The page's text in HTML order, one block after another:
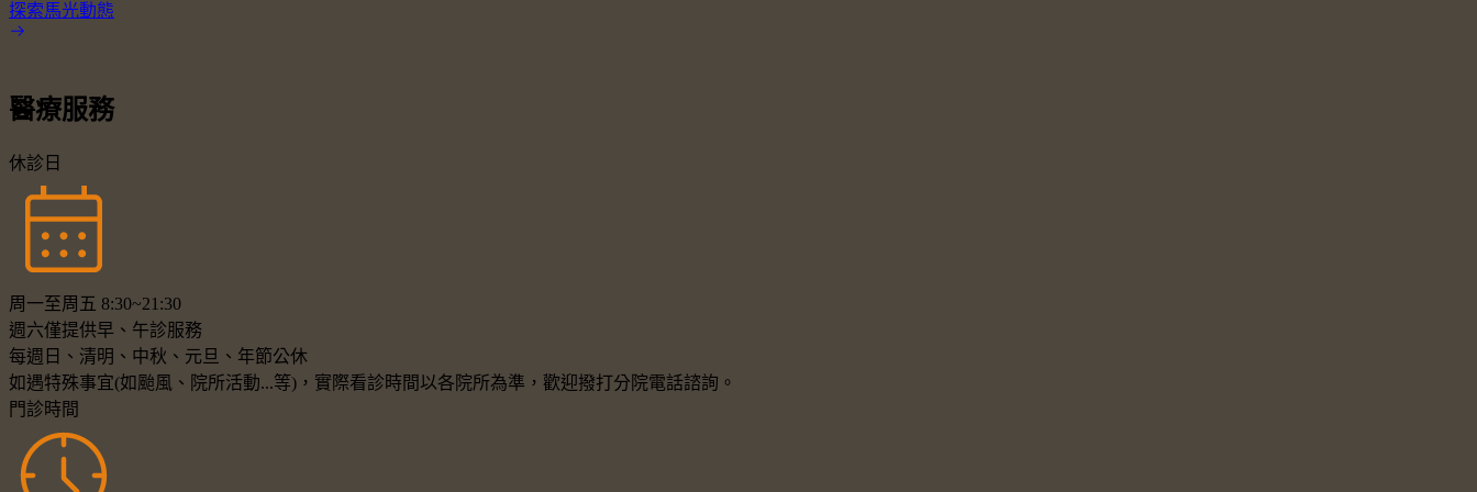
探索馬光動態
醫療服務
休診日
周一至周五 8:30~21:30
週六僅提供早、午診服務
每週日、清明、中秋、元旦、年節公休
如遇特殊事宜(如颱風、院所活動...等)，實際看診時間以各院所為準，歡迎撥打分院電話諮詢。
門診時間